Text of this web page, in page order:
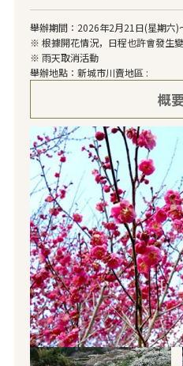
舉辦期間：2026年2月21日(星期六)
※ 根據開花情況，日程也許會發生變
※ 雨天取消活動
舉辦地點：新城市川賣地區 :
概